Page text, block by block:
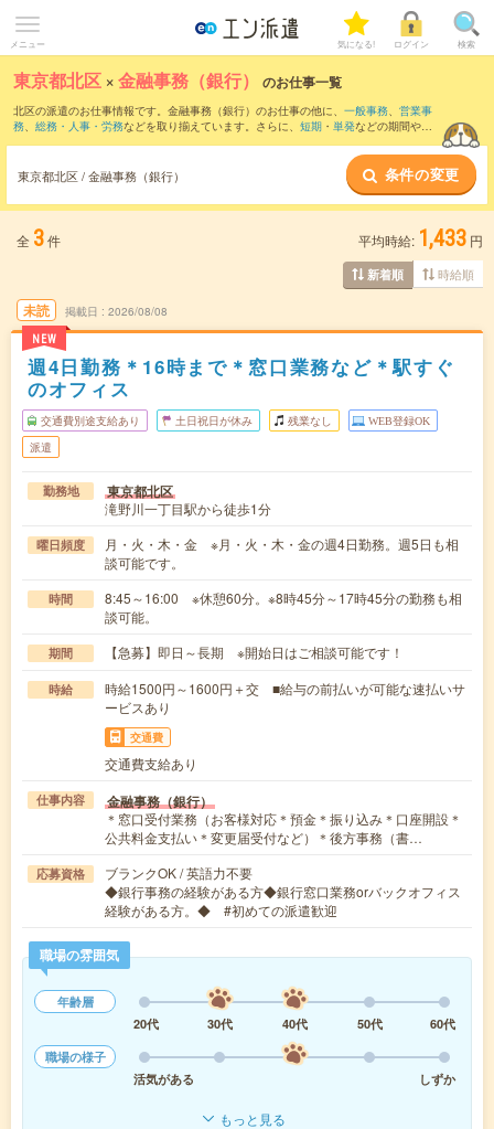
メニュー 気になる! ログイン 検索
東京都北区 ×金融事務（銀行） のお仕事一覧
北区の派遣のお仕事情報です。金融事務（銀行）のお仕事の他に、 一般事務、 営業事
務、 総務・人事・労務などを取り揃えています。さらに、 短期 ・ 単発などの期間や、
東京都北区 / 金融事務（銀行） 条件の変更
全 3件 平均時給: 1,433 円
新着順 時給順
未読
NEW
掲載日 2026/08/08
週4日勤務＊16時まで＊窓口業務など＊駅すぐ
のオフィス
交通費別途支給あり 土日祝日が休み 残業なし WEB登録OK
派遣
勤務地 東京都北区
滝野川一丁目駅から徒歩1分
曜日頻度
月・火・木・金 ※月・火・木・金の週4日勤務。週5日も相
談可能です。
時間
8:45～16:00 ※休憩60分。※8時45分～17時45分の勤務も相
談可能。
期間 【急募】即日～長期 ※開始日はご相談可能です！
時給
時給1500円～1600円＋交 ■給与の前払いが可能な速払いサ
ービスあり
交通費
交通費支給あり
仕事内容 金融事務（銀行）
＊窓口受付業務（お客様対応＊預金＊振り込み＊口座開設＊
公共料金支払い＊変更届受付など）＊後方事務（書…
応募資格
ブランクOK / 英語力不要
◆銀行事務の経験がある方◆銀行窓口業務orバックオフィス
経験がある方。◆ #初めての派遣歓迎
職場の雰囲気
年齢層
20代
30代 40代 50代
60代
職場の様子
活気がある
しずか
もっと見る